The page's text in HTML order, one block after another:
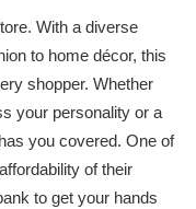
With a diverse
to home décor, this
shopper. Whether
your personality or a
you covered. One of
of their
to get your hands